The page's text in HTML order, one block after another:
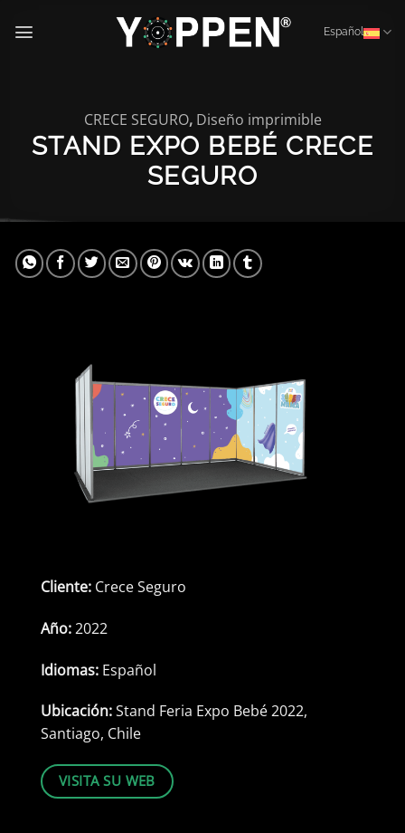
Español
CRECE SEGURO, Diseño imprimible
STAND EXPO BEBÉ CRECE
SEGURO
Cliente: Crece Seguro
Año:2022
Idiomas: Español
Ubicación:Stand Feria Expo Bebé 2022,
Santiago, Chile
VISITA SU WEB